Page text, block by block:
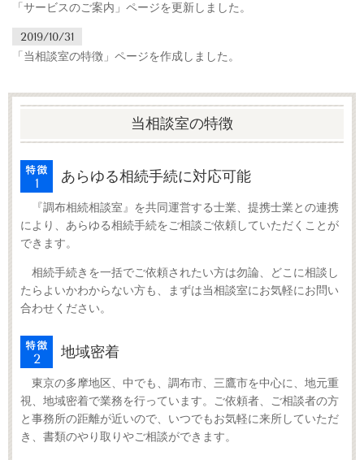
「サービスのご案内」ページを更新しました。
2019/10/31
「当相談室の特徴」ページを作成しました。
当相談室の特徴
あらゆる相続手続に対応可能
『調布相続相談室』を共同運営する士業、提携士業との連携
により、あらゆる相続手続をご相談ご依頼していただくことが
できます。
相続手続きを一括でご依頼されたい方は勿論、どこに相談し
たらよいかわからない方も、まずは当相談室にお気軽にお問い
合わせください。
地域密着
東京の多摩地区、中でも、調布市、三鷹市を中心に、地元重
視、地域密着で業務を行っています。ご依頼者、ご相談者の方
と事務所の距離が近いので、いつでもお気軽に来所していただ
き、書類のやり取りやご相談ができます。